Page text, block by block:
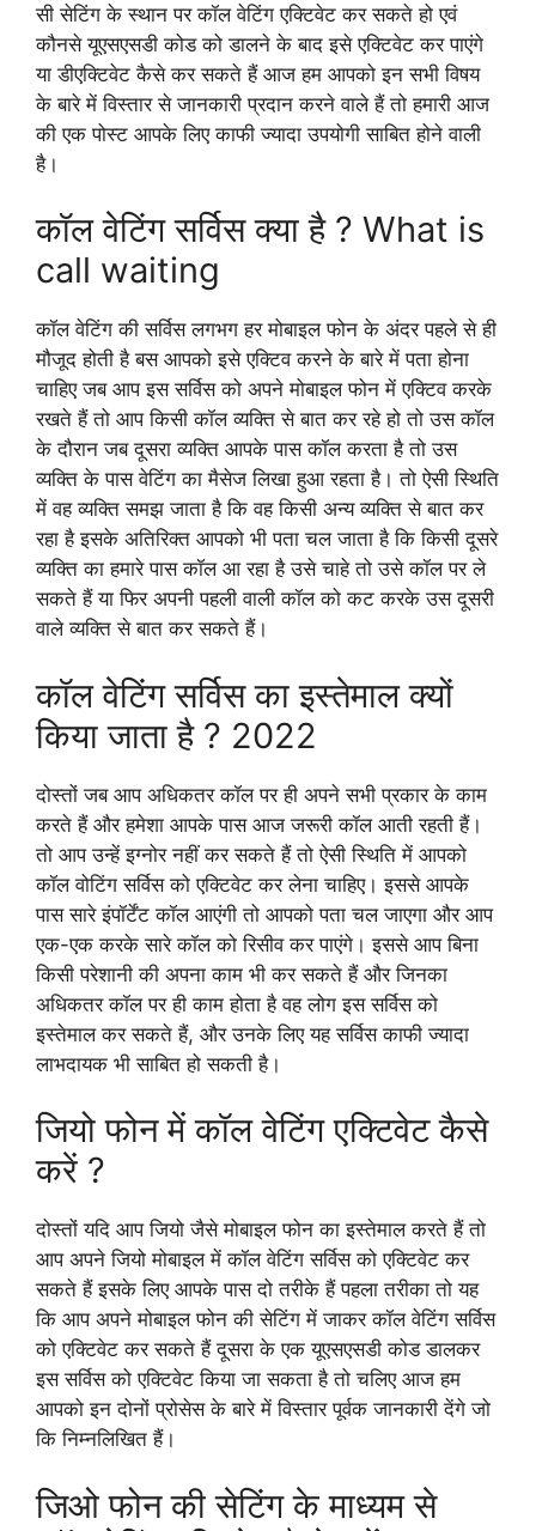
सी सेटिंग के स्थान पर कॉल वेटिंग एक्टिवेट कर सकते हो एवं
कौनसे यूएसएसडी कोड को डालने के बाद इसे एक्टिवेट कर पाएंगे
या डीएक्टिवेट कैसे कर सकते हैं आज हम आपको इन सभी विषय
के बारे में विस्तार से जानकारी प्रदान करने वाले हैं तो हमारी आज
की एक पोस्ट आपके लिए काफी ज्यादा उपयोगी साबित होने वाली
है।
कॉल वेटिंग सर्विस क्या है ? What is
call waiting
कॉल वेटिंग की सर्विस लगभग हर मोबाइल फोन के अंदर पहले से ही
मौजूद होती है बस आपको इसे एक्टिव करने के बारे में पता होना
चाहिए जब आप इस सर्विस को अपने मोबाइल फोन में एक्टिव करके
रखते हैं तो आप किसी कॉल व्यक्ति से बात कर रहे हो तो उस कॉल
के दौरान जब दूसरा व्यक्ति आपके पास कॉल करता है तो उस
व्यक्ति के पास वेटिंग का मैसेज लिखा हुआ रहता है। तो ऐसी स्थिति
में वह व्यक्ति समझ जाता है कि वह किसी अन्य व्यक्ति से बात कर
रहा है इसके अतिरिक्त आपको भी पता चल जाता है कि किसी दूसरे
व्यक्ति का हमारे पास कॉल आ रहा है उसे चाहे तो उसे कॉल पर ले
सकते हैं या फिर अपनी पहली वाली कॉल को कट करके उस दूसरी
वाले व्यक्ति से बात कर सकते हैं।
कॉल वेटिंग सर्विस का इस्तेमाल क्यों
किया जाता है ? 2022
दोस्तों जब आप अधिकतर कॉल पर ही अपने सभी प्रकार के काम
करते हैं और हमेशा आपके पास आज जरूरी कॉल आती रहती हैं।
तो आप उन्हें इग्नोर नहीं कर सकते हैं तो ऐसी स्थिति में आपको
कॉल वोटिंग सर्विस को एक्टिवेट कर लेना चाहिए। इससे आपके
पास सारे इंपॉर्टेंट कॉल आएंगी तो आपको पता चल जाएगा और आप
एक-एक करके सारे कॉल को रिसीव कर पाएंगे। इससे आप बिना
किसी परेशानी की अपना काम भी कर सकते हैं और जिनका
अधिकतर कॉल पर ही काम होता है वह लोग इस सर्विस को
इस्तेमाल कर सकते हैं, और उनके लिए यह सर्विस काफी ज्यादा
लाभदायक भी साबित हो सकती है।
जियो फोन में कॉल वेटिंग एक्टिवेट कैसे
करें ?
दोस्तों यदि आप जियो जैसे मोबाइल फोन का इस्तेमाल करते हैं तो
आप अपने जियो मोबाइल में कॉल वेटिंग सर्विस को एक्टिवेट कर
सकते हैं इसके लिए आपके पास दो तरीके हैं पहला तरीका तो यह
कि आप अपने मोबाइल फोन की सेटिंग में जाकर कॉल वेटिंग सर्विस
को एक्टिवेट कर सकते हैं दूसरा के एक यूएसएसडी कोड डालकर
इस सर्विस को एक्टिवेट किया जा सकता है तो चलिए आज हम
आपको इन दोनों प्रोसेस के बारे में विस्तार पूर्वक जानकारी देंगे जो
कि निम्नलिखित हैं।
जिओ फोन की सेटिंग के माध्यम से